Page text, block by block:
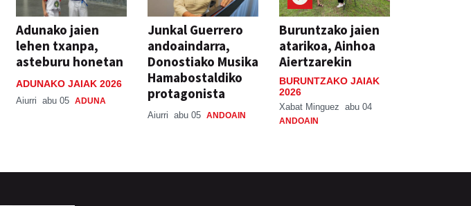
Adunako jaien
lehen txanpa,
asteburu honetan
ADUNAKO JAIAK 2026
Aiurri abu 05 ADUNA
Junkal Guerrero
andoaindarra,
Donostiako Musika
Hamabostaldiko
protagonista
Aiurri abu 05 ANDOAIN
Buruntzako jaien
atarikoa, Ainhoa
Aiertzarekin
BURUNTZAKO JAIAK
2026
Xabat Minguez abu 04
ANDOAIN